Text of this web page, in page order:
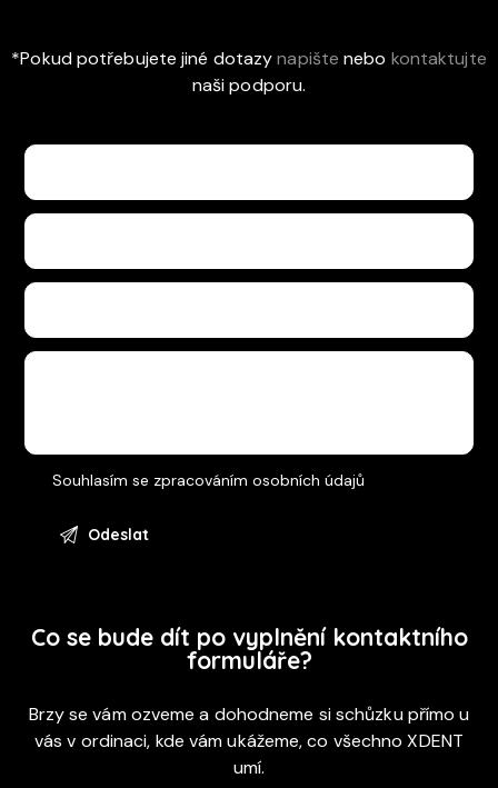
*Pokud potřebujete jiné dotazynapištenebo kontaktujte
naši podporu.
Souhlasím se zpracováním osobních údajů
Co se bude dít po vyplnění kontaktního
formuláře?
Brzy se vám ozveme a dohodneme si schůzku přímo u
vás v ordinaci, kde vám ukážeme, co všechno XDENT
umí.